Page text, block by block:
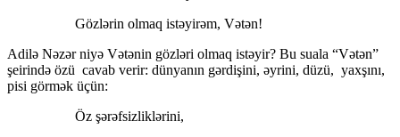
Gözlərin olmaq istəyirəm, Vətən!
Adilə Nəzər niyə Vətənin gözləri olmaq istəyir? Bu suala “Vətən”
şeirində özü cavab verir: dünyanın gərdişini, əyrini, düzü, yaxşını,
pisi görmək üçün:
Öz şərəfsizliklərini,